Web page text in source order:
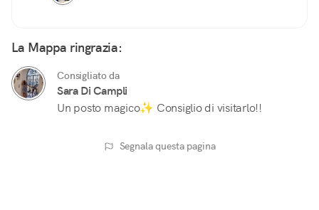
La Mappa ringrazia:
Consigliato da
Sara Di Campli
Un posto magico✨ Consiglio di visitarlo!!
Segnala questa pagina